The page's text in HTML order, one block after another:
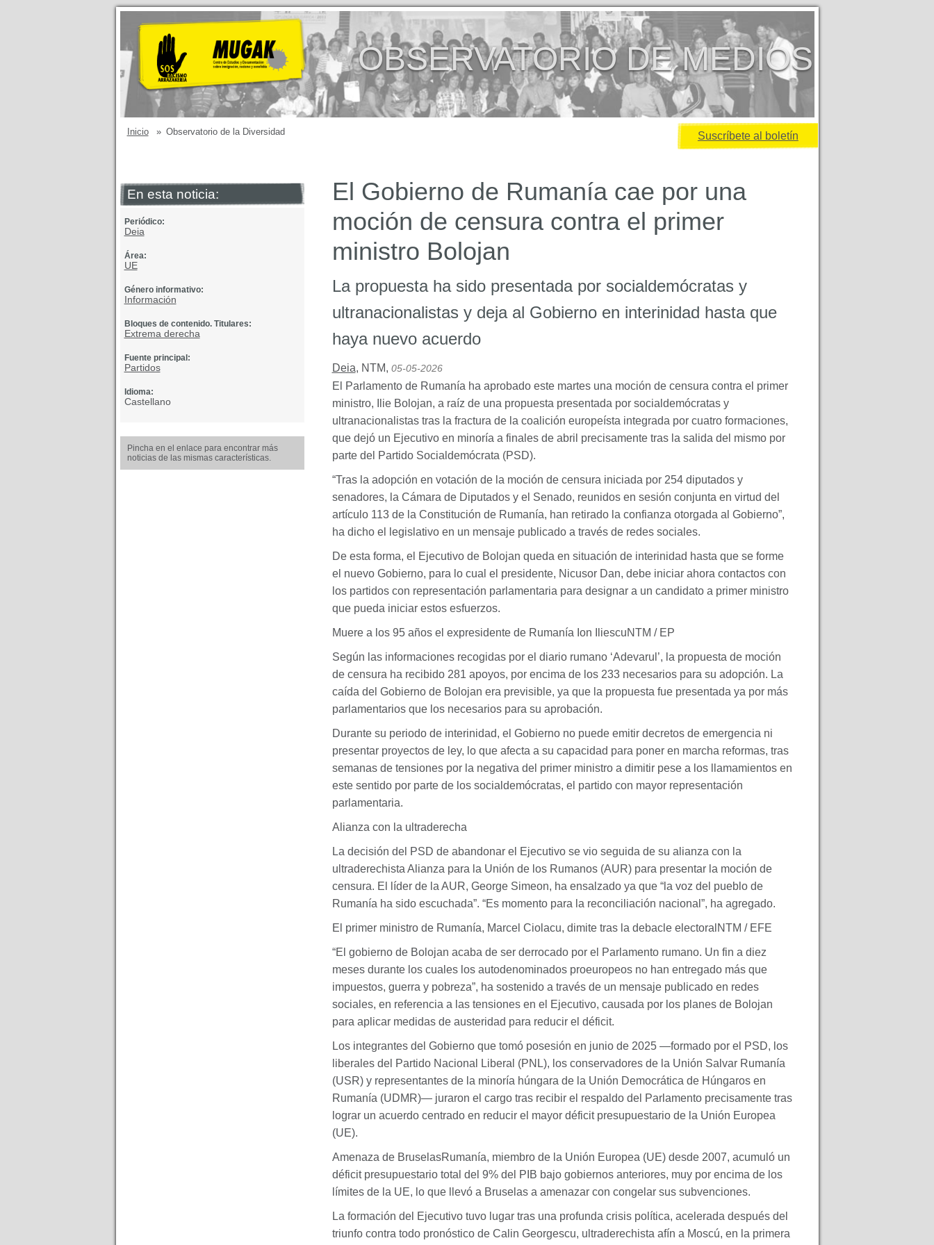
OBSERVATORIO DE MEDIOS
Inicio » Observatorio de la Diversidad Suscríbete al boletín
En esta noticia:
Periódico:
Deia
Área:
UE
Género informativo:
Información
Bloques de contenido. Titulares:
Extrema derecha
Fuente principal:
Partidos
Idioma:
Castellano
Pincha en el enlace para encontrar más
noticias de las mismas características.
El Gobierno de Rumanía cae por una
moción de censura contra el primer
ministro Bolojan
La propuesta ha sido presentada por socialdemócratas y
ultranacionalistas y deja al Gobierno en interinidad hasta que
haya nuevo acuerdo
Deia, NTM, 05-05-2026
El Parlamento de Rumanía ha aprobado este martes una moción de censura contra el primer
ministro, Ilie Bolojan, a raíz de una propuesta presentada por socialdemócratas y
ultranacionalistas tras la fractura de la coalición europeísta integrada por cuatro formaciones,
que dejó un Ejecutivo en minoría a finales de abril precisamente tras la salida del mismo por
parte del Partido Socialdemócrata (PSD).
“Tras la adopción en votación de la moción de censura iniciada por 254 diputados y
senadores, la Cámara de Diputados y el Senado, reunidos en sesión conjunta en virtud del
artículo 113 de la Constitución de Rumanía, han retirado la confianza otorgada al Gobierno”,
ha dicho el legislativo en un mensaje publicado a través de redes sociales.
De esta forma, el Ejecutivo de Bolojan queda en situación de interinidad hasta que se forme
el nuevo Gobierno, para lo cual el presidente, Nicusor Dan, debe iniciar ahora contactos con
los partidos con representación parlamentaria para designar a un candidato a primer ministro
que pueda iniciar estos esfuerzos.
Muere a los 95 años el expresidente de Rumanía Ion IliescuNTM / EP
Según las informaciones recogidas por el diario rumano ‘Adevarul’, la propuesta de moción
de censura ha recibido 281 apoyos, por encima de los 233 necesarios para su adopción. La
caída del Gobierno de Bolojan era previsible, ya que la propuesta fue presentada ya por más
parlamentarios que los necesarios para su aprobación.
Durante su periodo de interinidad, el Gobierno no puede emitir decretos de emergencia ni
presentar proyectos de ley, lo que afecta a su capacidad para poner en marcha reformas, tras
semanas de tensiones por la negativa del primer ministro a dimitir pese a los llamamientos en
este sentido por parte de los socialdemócratas, el partido con mayor representación
parlamentaria.
Alianza con la ultraderecha
La decisión del PSD de abandonar el Ejecutivo se vio seguida de su alianza con la
ultraderechista Alianza para la Unión de los Rumanos (AUR) para presentar la moción de
censura. El líder de la AUR, George Simeon, ha ensalzado ya que “la voz del pueblo de
Rumanía ha sido escuchada”. “Es momento para la reconciliación nacional”, ha agregado.
El primer ministro de Rumanía, Marcel Ciolacu, dimite tras la debacle electoralNTM / EFE
“El gobierno de Bolojan acaba de ser derrocado por el Parlamento rumano. Un fin a diez
meses durante los cuales los autodenominados proeuropeos no han entregado más que
impuestos, guerra y pobreza”, ha sostenido a través de un mensaje publicado en redes
sociales, en referencia a las tensiones en el Ejecutivo, causada por los planes de Bolojan
para aplicar medidas de austeridad para reducir el déficit.
Los integrantes del Gobierno que tomó posesión en junio de 2025 —formado por el PSD, los
liberales del Partido Nacional Liberal (PNL), los conservadores de la Unión Salvar Rumanía
(USR) y representantes de la minoría húngara de la Unión Democrática de Húngaros en
Rumanía (UDMR)— juraron el cargo tras recibir el respaldo del Parlamento precisamente tras
lograr un acuerdo centrado en reducir el mayor déficit presupuestario de la Unión Europea
(UE).
Amenaza de BruselasRumanía, miembro de la Unión Europea (UE) desde 2007, acumuló un
déficit presupuestario total del 9% del PIB bajo gobiernos anteriores, muy por encima de los
límites de la UE, lo que llevó a Bruselas a amenazar con congelar sus subvenciones.
La formación del Ejecutivo tuvo lugar tras una profunda crisis política, acelerada después del
triunfo contra todo pronóstico de Calin Georgescu, ultraderechista afín a Moscú, en la primera